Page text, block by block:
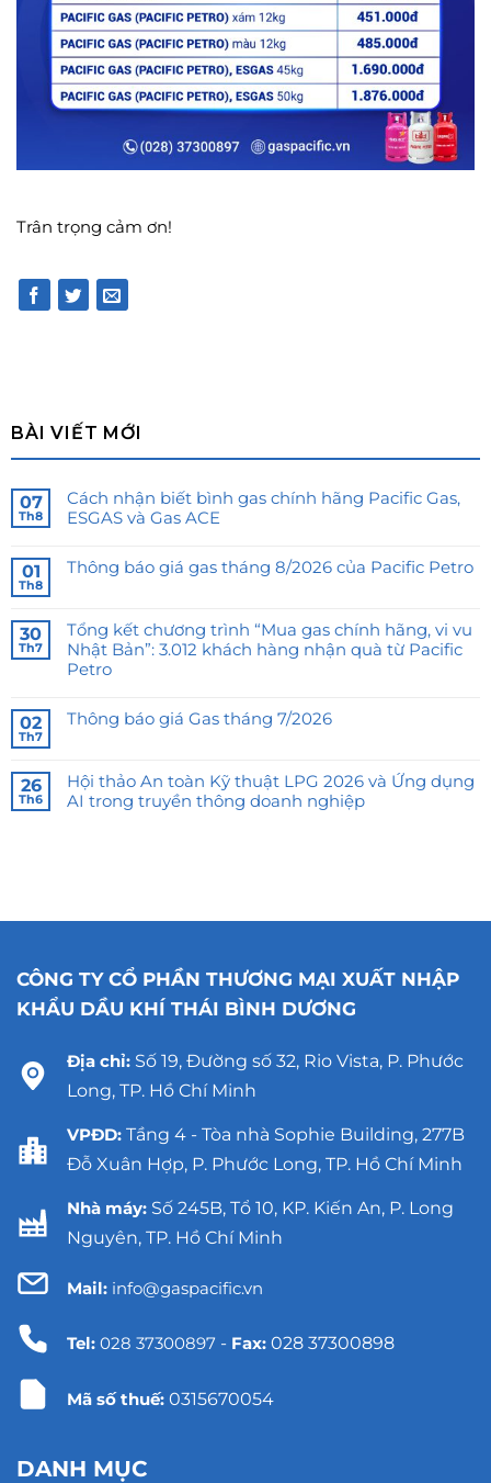
Trân trọng cảm ơn!
BÀI VIẾT MỚI
07
Th8
Cách nhận biết bình gas chính hãng Pacific Gas,
ESGAS và Gas ACE
01
Th8
Thông báo giá gas tháng 8/2026 của Pacific Petro
30
Th7
Tổng kết chương trình “Mua gas chính hãng, vi vu
Nhật Bản”: 3.012 khách hàng nhận quà từ Pacific
Petro
02
Th7
Thông báo giá Gas tháng 7/2026
26
Th6
Hội thảo An toàn Kỹ thuật LPG 2026 và Ứng dụng
AI trong truyền thông doanh nghiệp
CÔNG TY CỔ PHẦN THƯƠNG MẠI XUẤT NHẬP
KHẨU DẦU KHÍ THÁI BÌNH DƯƠNG
Địa chỉ: Số 19, Đường số 32, Rio Vista, P. Phước
Long, TP. Hồ Chí Minh
VPĐD: Tầng 4 - Tòa nhà Sophie Building, 277B
Đỗ Xuân Hợp, P. Phước Long, TP. Hồ Chí Minh
Nhà máy: Số 245B, Tổ 10, KP. Kiến An, P. Long
Nguyên, TP. Hồ Chí Minh
Mail: info@gaspacific.vn
Tel: 028 37300897 - Fax: 028 37300898
Mã số thuế: 0315670054
DANH MỤC